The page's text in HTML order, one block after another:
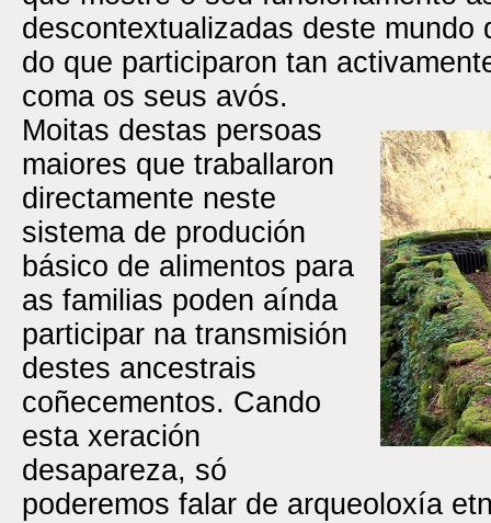
descontextualizadas deste mundo
do que participaron tan
coma os seus avós.
Moitas destas persoas
maiores que traballaron
directamente neste
sistema de produción
básico de alimentos para
as familias poden aínda
participar na transmisión
destes ancestrais
coñecementos. Cando
esta xeración
desapareza, só
poderemos falar de arqueoloxía